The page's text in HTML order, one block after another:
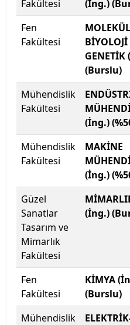
Çankaya Üniversitesi
Çankırı Karatekin
Çukurova Üniversitesi
Demiroğlu Bilim
Dicle Üniversitesi
Doğu Akdeniz
Doğuş Üniversitesi
Dokuz Eylül Üniversitesi
Düzce Üniversitesi
Ege Üniversitesi
Fakültesi
(İng.)
Fen
Fakültesi
BİYOLOJİ
GENETİK
(Burslu)
Mühendislik
Fakültesi
(İng.)
Mühendislik
Fakültesi
MAKİNE
(İng.)
Güzel
Sanatlar
Tasarım ve
Mimarlık
Fakültesi
(İng.)
Fen
Fakültesi
KİMYA
(Burslu)
Mühendislik